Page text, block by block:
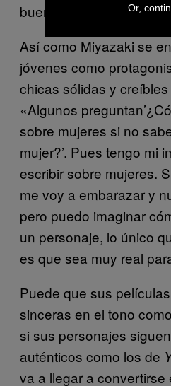
buen trabajo».
Así como Miyazaki se
jóvenes como
chicas sólidas y
«Algunos
sobre mujeres si no
mujer?’. Pues tengo mi
escribir sobre mujeres.
me voy a embarazar y
pero puedo imaginar
un personaje, lo único
es que sea muy real
Puede que sus
sinceras en el tono
si sus personajes
auténticos como los de
va a llegar a
Or,